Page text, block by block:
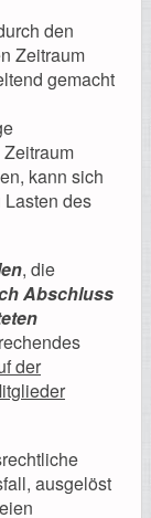
den
Zeitraum
gemacht
kann sich
des
, die
Abschluss
der
ausgelöst